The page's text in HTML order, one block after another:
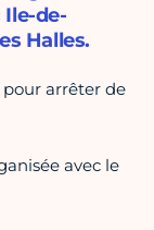
de-
Halles.
arrêter de
avec le